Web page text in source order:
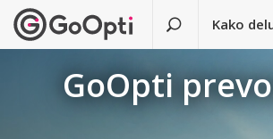
Kako
GoOpti